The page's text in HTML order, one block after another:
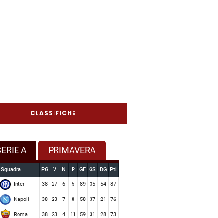
CLASSIFICHE
A PRIMAVERA
Squadra PG V N P GF GS DG Pti
Inter 38 27 6 5 89 35 54 87
Napoli 38 23 7 8 58 37 21 76
Roma 38 23 4 11 59 31 28 73